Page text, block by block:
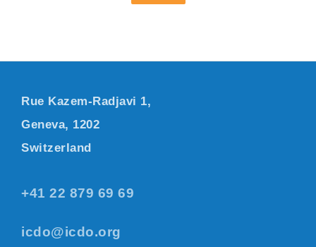
Rue Kazem-Radjavi 1,
Geneva, 1202
Switzerland
+41 22 879 69 69
icdo@icdo.org